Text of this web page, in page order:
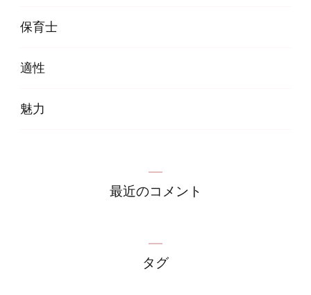
保育士
適性
魅力
最近のコメント
タグ